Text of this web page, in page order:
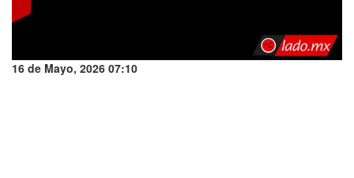
16 de Mayo, 2026 07:10